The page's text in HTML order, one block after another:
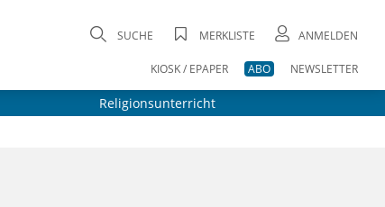
SUCHE MERKLISTE ANMELDEN
KIOSK / EPAPER ABO NEWSLETTER
Religionsunterricht